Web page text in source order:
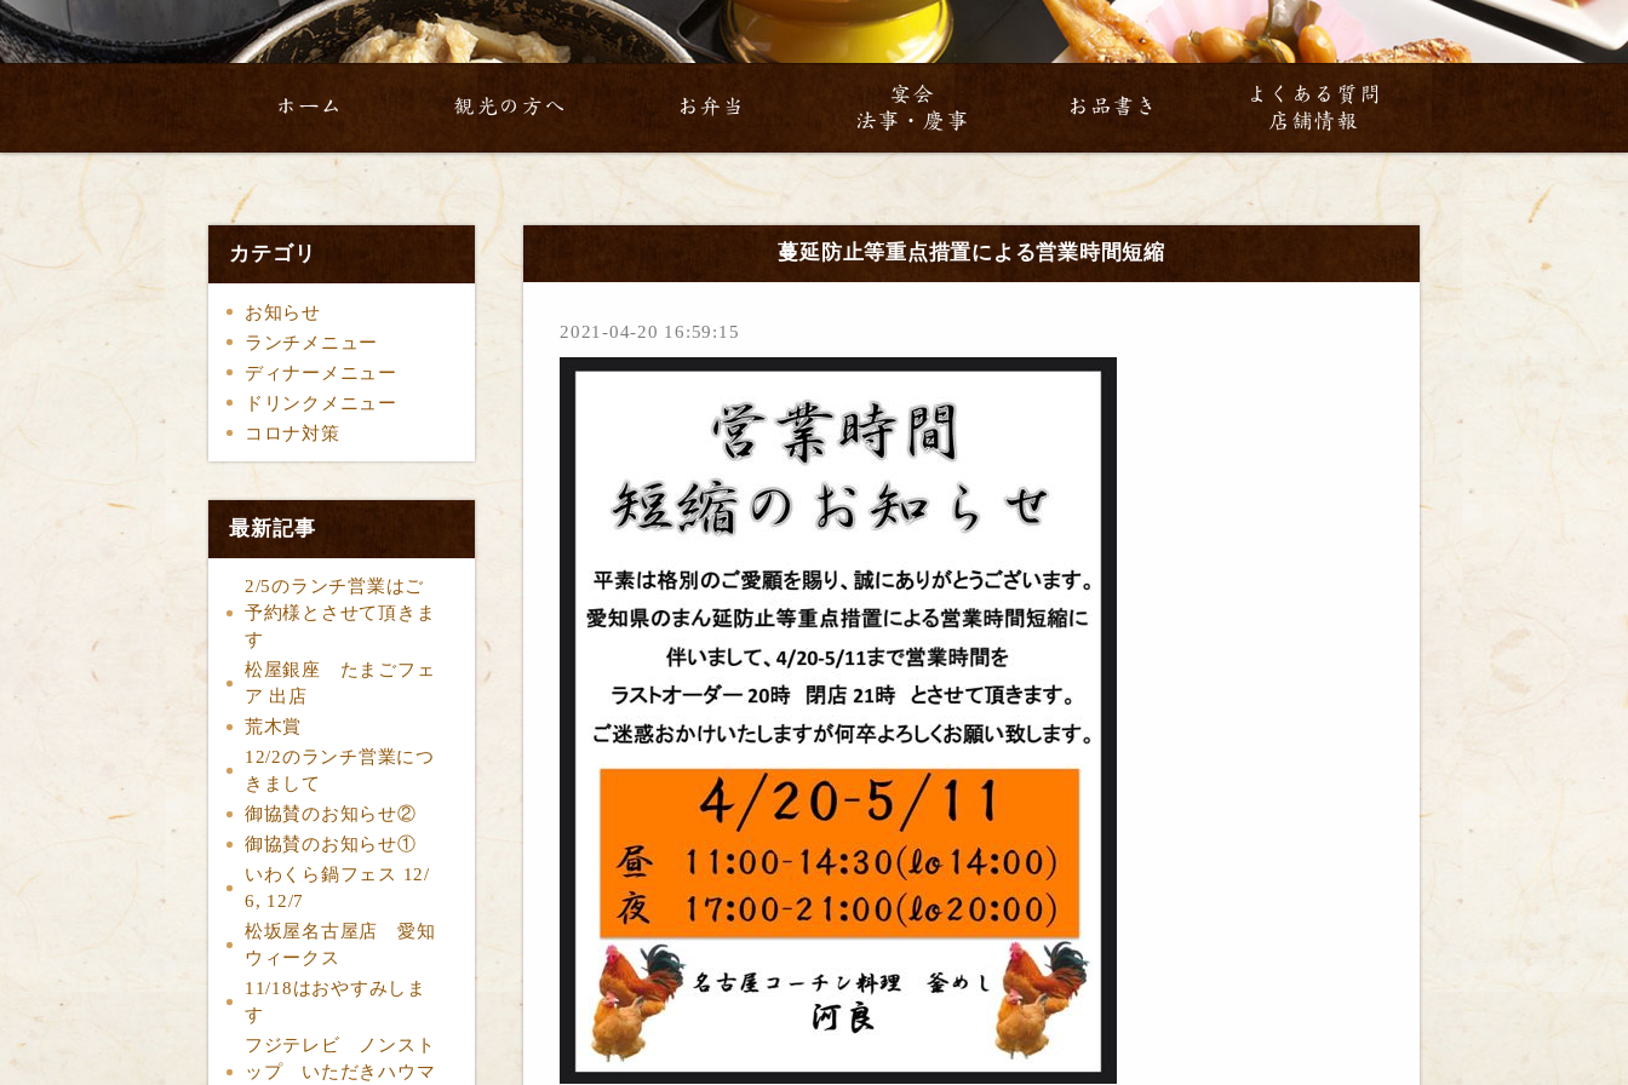
ホーム 観光の方へ お弁当
宴会
法事・慶事
お品書き
よくある質問
店舗情報
カテゴリ
お知らせ
ランチメニュー
ディナーメニュー
ドリンクメニュー
コロナ対策
最新記事
2/5のランチ営業はご
予約様とさせて頂きま
す
松屋銀座 たまごフェ
ア 出店
荒木賞
12/2のランチ営業につ
きまして
御協賛のお知らせ②
御協賛のお知らせ①
いわくら鍋フェス 12/
6, 12/7
松坂屋名古屋店 愛知
ウィークス
11/18はおやすみしま
す
フジテレビ ノンスト
ップ いただきハウマ
蔓延防止等重点措置による営業時間短縮
2021-04-20 16:59:15